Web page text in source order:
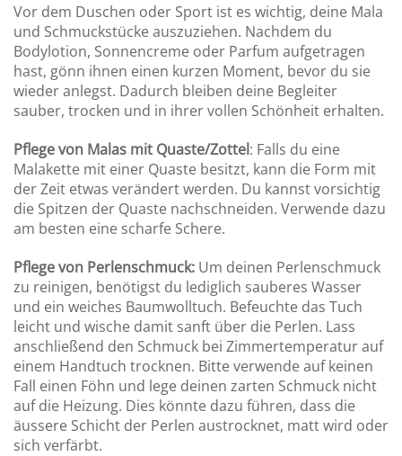
Vor dem Duschen oder Sport ist es wichtig, deine Mala
und Schmuckstücke auszuziehen. Nachdem du
Bodylotion, Sonnencreme oder Parfum aufgetragen
hast, gönn ihnen einen kurzen Moment, bevor du sie
wieder anlegst. Dadurch bleiben deine Begleiter
sauber, trocken und in ihrer vollen Schönheit erhalten.
Pflege von Malas mit Quaste/Zottel: Falls du eine
Malakette mit einer Quaste besitzt, kann die Form mit
der Zeit etwas verändert werden. Du kannst vorsichtig
die Spitzen der Quaste nachschneiden. Verwende dazu
am besten eine scharfe Schere.
Pflege von Perlenschmuck: Um deinen Perlenschmuck
zu reinigen, benötigst du lediglich sauberes Wasser
und ein weiches Baumwolltuch. Befeuchte das Tuch
leicht und wische damit sanft über die Perlen. Lass
anschließend den Schmuck bei Zimmertemperatur auf
einem Handtuch trocknen. Bitte verwende auf keinen
Fall einen Föhn und lege deinen zarten Schmuck nicht
auf die Heizung. Dies könnte dazu führen, dass die
äussere Schicht der Perlen austrocknet, matt wird oder
sich verfärbt.